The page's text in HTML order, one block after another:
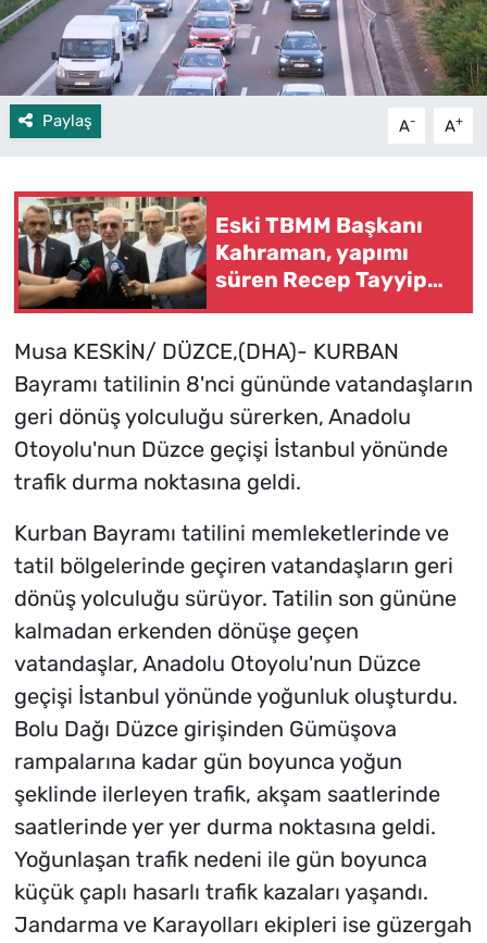
Paylaş A- A+
Eski TBMM Başkanı
Kahraman, yapımı
süren Recep Tayyip
Erdoğan Camii'nde
Musa KESKİN/ DÜZCE,(DHA)- KURBAN
Bayramı tatilinin 8'nci gününde vatandaşların
geri dönüş yolculuğu sürerken, Anadolu
Otoyolu'nun Düzce geçişi İstanbul yönünde
trafik durma noktasına geldi.
Kurban Bayramı tatilini memleketlerinde ve
tatil bölgelerinde geçiren vatandaşların geri
dönüş yolculuğu sürüyor. Tatilin son gününe
kalmadan erkenden dönüşe geçen
vatandaşlar, Anadolu Otoyolu'nun Düzce
geçişi İstanbul yönünde yoğunluk oluşturdu.
Bolu Dağı Düzce girişinden Gümüşova
rampalarına kadar gün boyunca yoğun
şeklinde ilerleyen trafik, akşam saatlerinde
saatlerinde yer yer durma noktasına geldi.
Yoğunlaşan trafik nedeni ile gün boyunca
küçük çaplı hasarlı trafik kazaları yaşandı.
Jandarma ve Karayolları ekipleri ise güzergah